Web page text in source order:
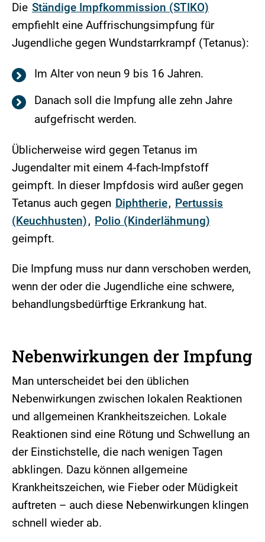
Die Ständige Impfkommission (STIKO)
empfiehlt eine Auffrischungsimpfung für
Jugendliche gegen Wundstarrkrampf (Tetanus):
Im Alter von neun 9 bis 16 Jahren.
Danach soll die Impfung alle zehn Jahre
aufgefrischt werden.
Üblicherweise wird gegen Tetanus im
Jugendalter mit einem 4-fach-Impfstoff
geimpft. In dieser Impfdosis wird außer gegen
Tetanus auch gegen Diphtherie, Pertussis
(Keuchhusten), Polio (Kinderlähmung)
geimpft.
Die Impfung muss nur dann verschoben werden,
wenn der oder die Jugendliche eine schwere,
behandlungsbedürftige Erkrankung hat.
Nebenwirkungen der Impfung
Man unterscheidet bei den üblichen
Nebenwirkungen zwischen lokalen Reaktionen
und allgemeinen Krankheitszeichen. Lokale
Reaktionen sind eine Rötung und Schwellung an
der Einstichstelle, die nach wenigen Tagen
abklingen. Dazu können allgemeine
Krankheitszeichen, wie Fieber oder Müdigkeit
auftreten – auch diese Nebenwirkungen klingen
schnell wieder ab.